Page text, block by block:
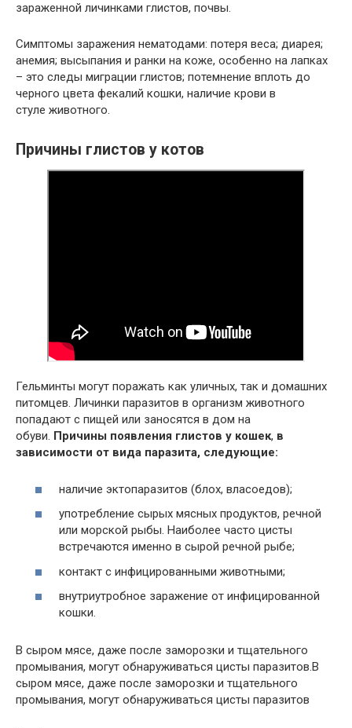
зараженной личинками глистов, почвы.
Симптомы заражения нематодами: потеря веса; диарея;
анемия; высыпания и ранки на коже, особенно на лапках
– это следы миграции глистов; потемнение вплоть до
черного цвета фекалий кошки, наличие крови в
стуле животного.
Причины глистов у котов
Гельминты могут поражать как уличных, так и домашних
питомцев. Личинки паразитов в организм животного
попадают с пищей или заносятся в дом на
обуви. Причины появления глистов у кошек, в
зависимости от вида паразита, следующие:
наличие эктопаразитов (блох, власоедов);
употребление сырых мясных продуктов, речной
или морской рыбы. Наиболее часто цисты
встречаются именно в сырой речной рыбе;
контакт с инфицированными животными;
внутриутробное заражение от инфицированной
кошки.
В сыром мясе, даже после заморозки и тщательного
промывания, могут обнаруживаться цисты паразитов.В
сыром мясе, даже после заморозки и тщательного
промывания, могут обнаруживаться цисты паразитов